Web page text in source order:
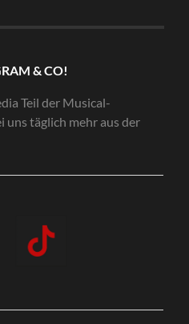
& CO!
Teil der Musical-
täglich mehr aus der